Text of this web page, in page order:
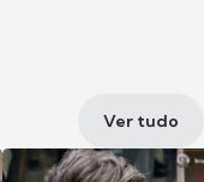
Ver tudo